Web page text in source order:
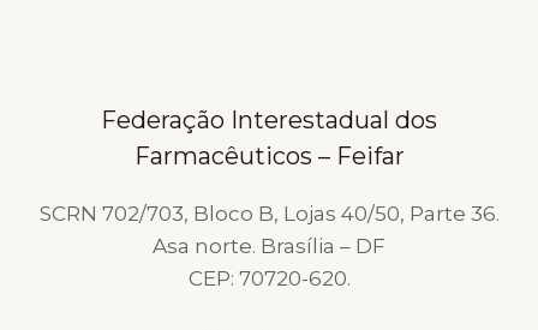
Federação Interestadual dos
Farmacêuticos – Feifar
SCRN 702/703, Bloco B, Lojas 40/50, Parte 36.
Asa norte. Brasília – DF
CEP: 70720-620.